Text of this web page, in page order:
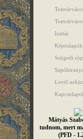
Irattár
Képöslapok
Szögedi
Levél
Mátyás
tudnom, mert
(PFD -